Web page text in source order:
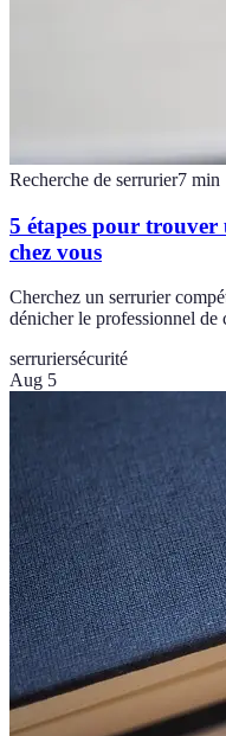
Recherche de serrurier7 min
5 étapes pour trouver
chez vous
Cherchez un serrurier
dénicher le professionnel de
serruriersécurité
Aug 5